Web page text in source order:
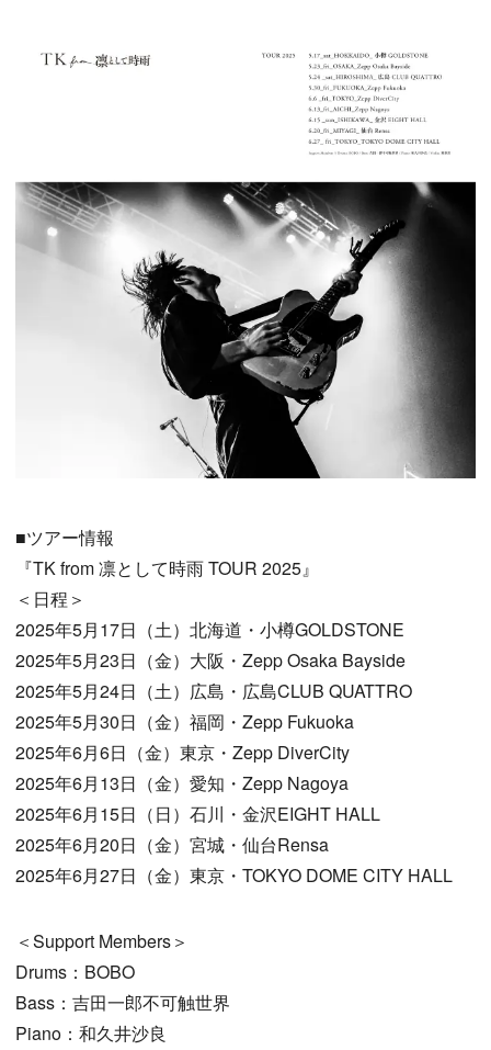
■ツアー情報
『TK from 凛として時雨 TOUR 2025』
＜日程＞
2025年5月17日（土）北海道・小樽GOLDSTONE
2025年5月23日（金）大阪・Zepp Osaka Bayside
2025年5月24日（土）広島・広島CLUB QUATTRO
2025年5月30日（金）福岡・Zepp Fukuoka
2025年6月6日（金）東京・Zepp DiverCity
2025年6月13日（金）愛知・Zepp Nagoya
2025年6月15日（日）石川・金沢EIGHT HALL
2025年6月20日（金）宮城・仙台Rensa
2025年6月27日（金）東京・TOKYO DOME CITY HALL
＜Support Members＞
Drums：BOBO
Bass：吉田一郎不可触世界
Piano：和久井沙良